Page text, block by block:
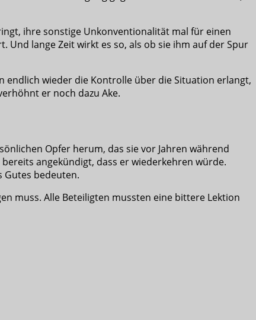
ihre sonstige Unkonventionalität mal für einen
Und lange Zeit wirkt es so, als ob sie ihm auf der Spur
endlich wieder die Kontrolle über die Situation erlangt,
er noch dazu Ake.
Opfer herum, das sie vor Jahren während
angekündigt, dass er wiederkehren würde.
Gutes bedeuten.
muss. Alle Beteiligten mussten eine bittere Lektion